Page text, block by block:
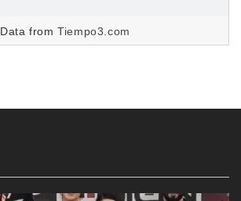
Data fromTiempo3.com